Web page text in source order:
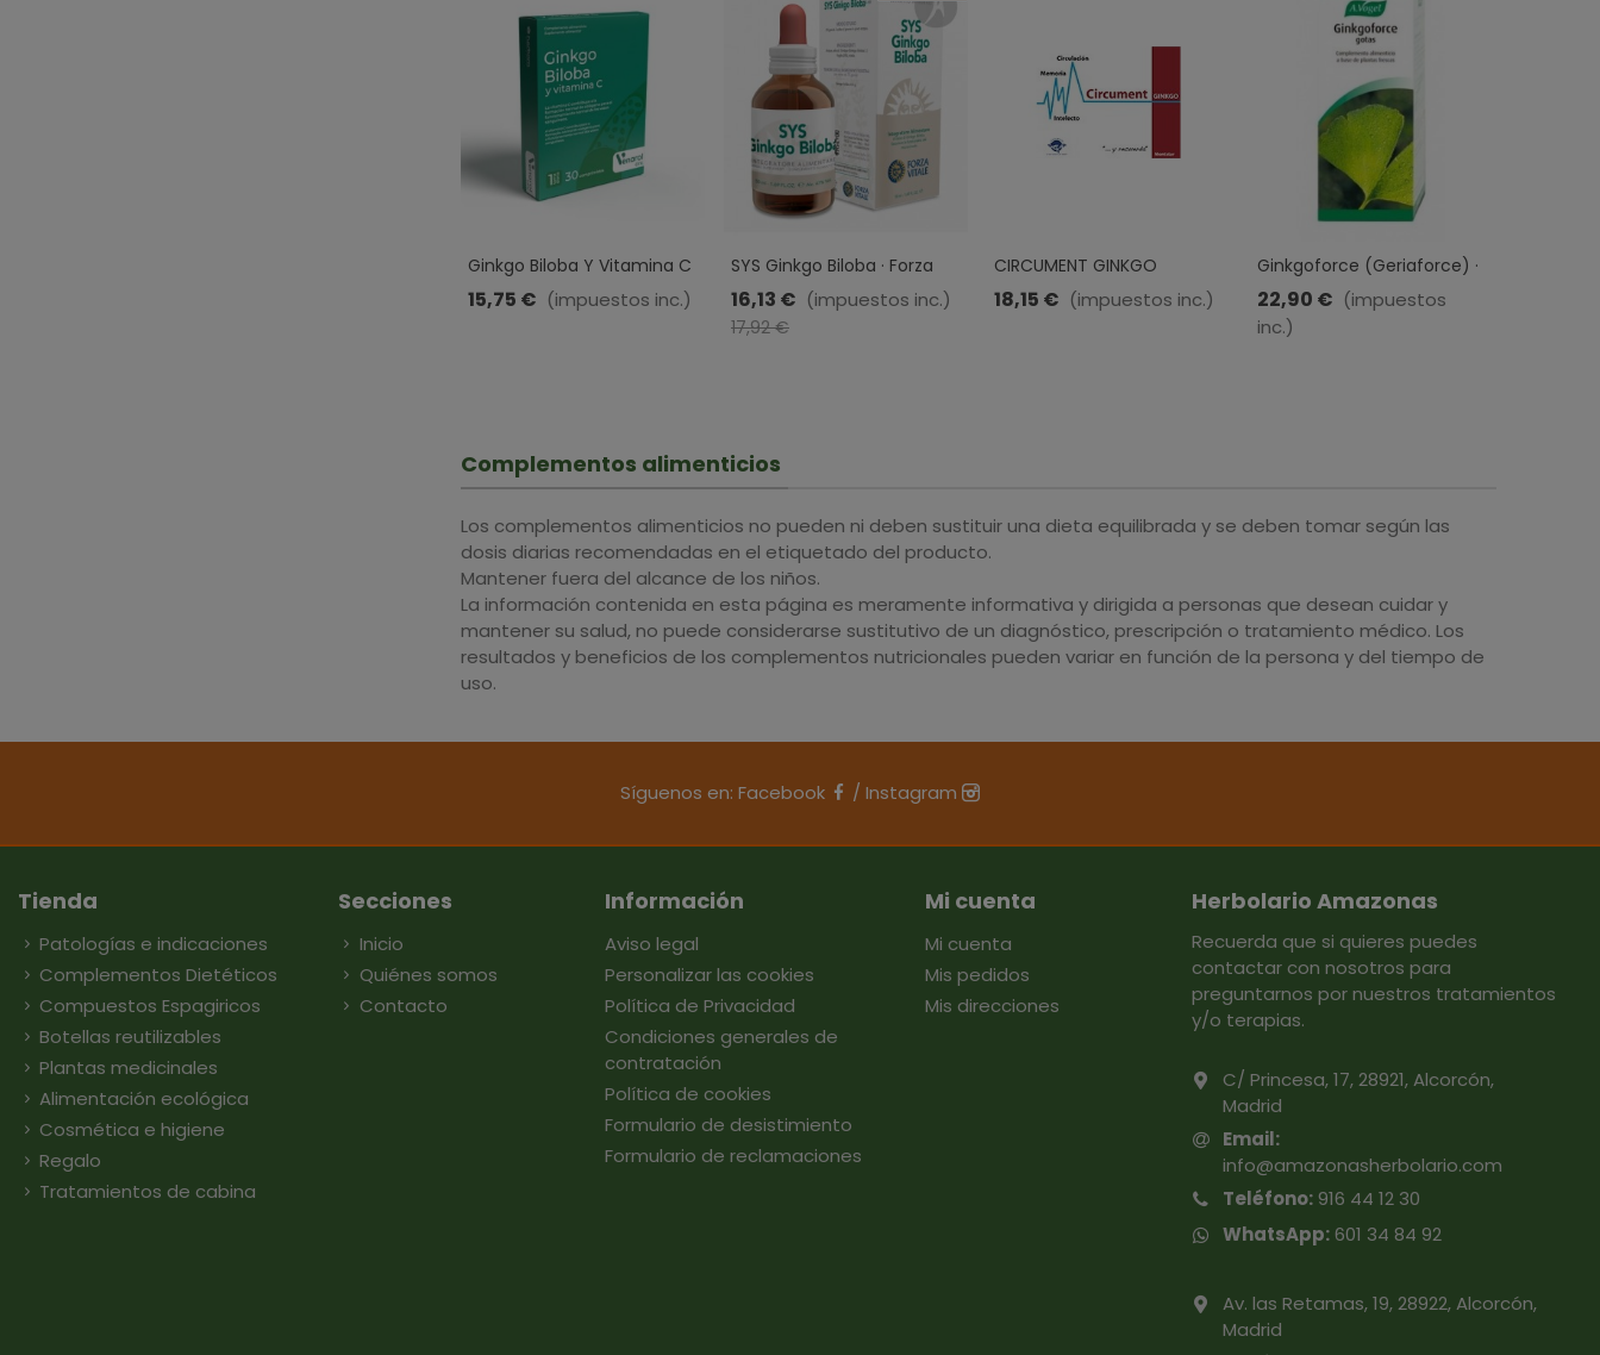
Ginkgo Biloba Y Vitamina C
· Herbora · 30 Comprimidos
15,75 € (impuestos inc.)
SYS Ginkgo Biloba · Forza
Vitale · 50 Ml
16,13 € (impuestos inc.)
17,92 €
CIRCUMENT GINKGO
MONTSTAR 45 CÁPSULAS
18,15 € (impuestos inc.)
Ginkgoforce (Geriaforce) ·
A Vogel · 100 Ml
22,90 € (impuestos
inc.)
Complementos alimenticios
Los complementos alimenticios no pueden ni deben sustituir una dieta equilibrada y se deben tomar según las
dosis diarias recomendadas en el etiquetado del producto.
Mantener fuera del alcance de los niños.
La información contenida en esta página es meramente informativa y dirigida a personas que desean cuidar y
mantener su salud, no puede considerarse sustitutivo de un diagnóstico, prescripción o tratamiento médico. Los
resultados y beneficios de los complementos nutricionales pueden variar en función de la persona y del tiempo de
uso.
Síguenos en: Facebook / Instagram
Tienda
Patologías e indicaciones
Complementos Dietéticos
Compuestos Espagiricos
Botellas reutilizables
Plantas medicinales
Alimentación ecológica
Cosmética e higiene
Regalo
Tratamientos de cabina
Secciones
Inicio
Quiénes somos
Contacto
Información
Aviso legal
Personalizar las cookies
Política de Privacidad
Condiciones generales de
contratación
Política de cookies
Formulario de desistimiento
Formulario de reclamaciones
Mi cuenta
Mi cuenta
Mis pedidos
Mis direcciones
Herbolario Amazonas
Recuerda que si quieres puedes
contactar con nosotros para
preguntarnos por nuestros tratamientos
y/o terapias.
C/ Princesa, 17, 28921, Alcorcón,
Madrid
Email:
info@amazonasherbolario.com
Teléfono: 916 44 12 30
WhatsApp: 601 34 84 92
Av. las Retamas, 19, 28922, Alcorcón,
Madrid